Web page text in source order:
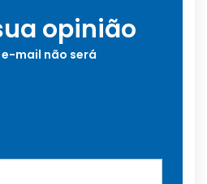
opinião
e-mail não será